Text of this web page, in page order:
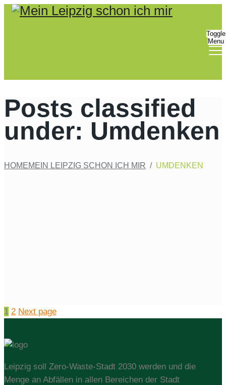
Bitte
beachten
Barrierefreiheitssystem.
Toggle
Menu
Posts classified
under: Umdenken
HOMEMEIN LEIPZIG SCHON ICH MIR / UMDENKEN
1 2 Next page
Leipzig soll Zero-Waste-Stadt 2030 werden und die
Menge an Abfällen in allen Bereichen der Stadt